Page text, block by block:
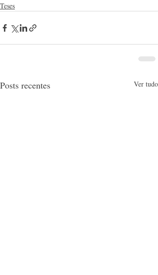
Teses
Posts recentes Ver tudo